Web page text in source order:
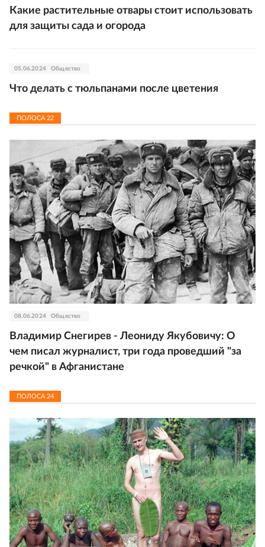
Какие растительные отвары стоит использовать
для защиты сада и огорода
05.06.2024 Общество
Что делать с тюльпанами после цветения
ПОЛОСА 22
08.06.2024 Общество
Владимир Снегирев - Леониду Якубовичу: О
чем писал журналист, три года проведший "за
речкой" в Афганистане
ПОЛОСА 24